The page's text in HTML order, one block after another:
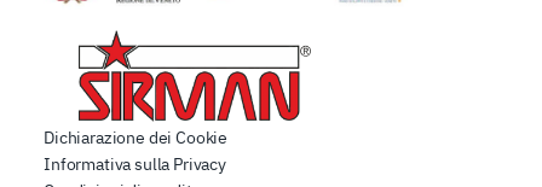
Dichiarazione dei Cookie
Informativa sulla Privacy